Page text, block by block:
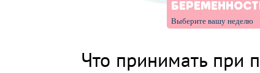
Выберите вашу неделю
Что принимать при